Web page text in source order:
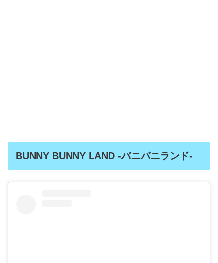
BUNNY BUNNY LAND -バニバニランド-